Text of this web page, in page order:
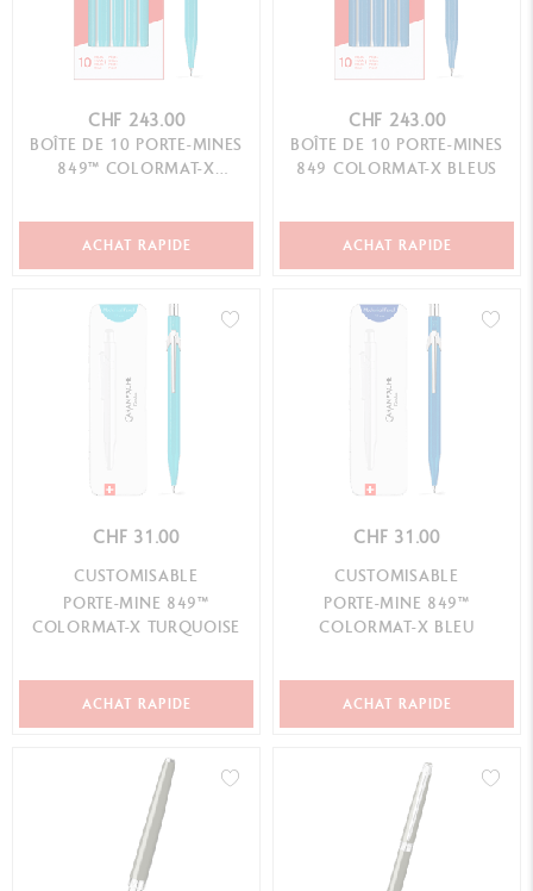
CHF 243.00
BOÎTE DE 10 PORTE-MINES
849™ COLORMAT-X
ACHAT RAPIDE
CHF 243.00
BOÎTE DE 10 PORTE-MINES
849 COLORMAT-X BLEUS
ACHAT RAPIDE
CHF 31.00
CUSTOMISABLE
PORTE-MINE 849™
COLORMAT-X TURQUOISE
ACHAT RAPIDE
CHF 31.00
CUSTOMISABLE
PORTE-MINE 849™
COLORMAT-X BLEU
ACHAT RAPIDE